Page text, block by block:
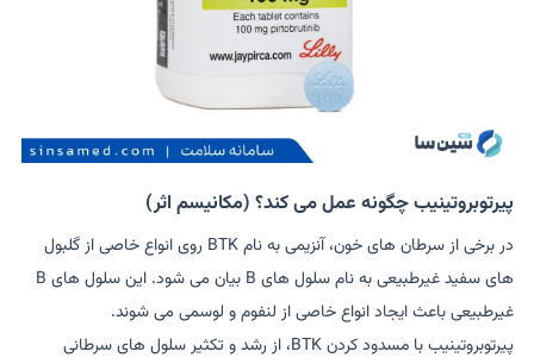
پیرتوبروتینیب چگونه عمل می کند؟ (مکانیسم اثر)
در برخی از سرطان های خون، آنزیمی به نام BTK روی انواع خاصی از گلبول
های سفید غیرطبیعی به نام سلول های B بیان می شود. این سلول های B
غیرطبیعی باعث ایجاد انواع خاصی از لنفوم و لوسمی می شوند.
پیرتوبروتینیب با مسدود کردن BTK، از رشد و تکثیر سلول های سرطانی